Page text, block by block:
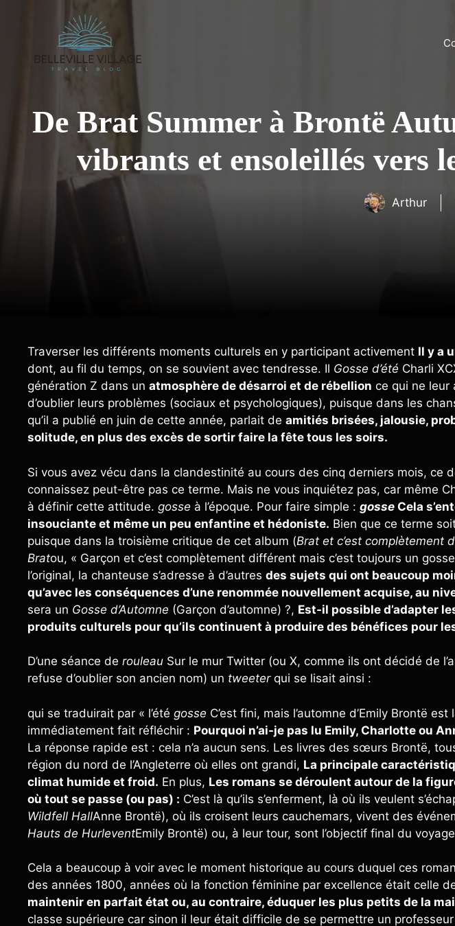
De Brat Summer à Brontë
vibrants et ensoleillés vers
Arthur
Traverser les différents moments culturels en y participant activement Il y a
dont, au fil du temps, on se souvient avec tendresse. Il Gosse d’été Charli
génération Z dans un atmosphère de désarroi et de rébellion ce qui ne leur
d’oublier leurs problèmes (sociaux et psychologiques), puisque dans les
qu’il a publié en juin de cette année, parlait de amitiés brisées, jalousie,
solitude, en plus des excès de sortir faire la fête tous les soirs.
Si vous avez vécu dans la clandestinité au cours des cinq derniers mois, ce
connaissez peut-être pas ce terme. Mais ne vous inquiétez pas, car même
à définir cette attitude. gosse à l’époque. Pour faire simple : gosse Cela
insouciante et même un peu enfantine et hédoniste. Bien que ce terme
puisque dans la troisième critique de cet album (Brat et c’est complètement
Bratou, « Garçon et c’est complètement différent mais c’est toujours un
l’original, la chanteuse s’adresse à d’autres des sujets qui ont beaucoup
qu’avec les conséquences d’une renommée nouvellement acquise, au
sera un Gosse d’Automne (Garçon d’automne) ?, Est-il possible d’adapter
produits culturels pour qu’ils continuent à produire des bénéfices pour
D’une séance de rouleau Sur le mur Twitter (ou X, comme ils ont décidé de
refuse d’oublier son ancien nom) un tweeterqui se lisait ainsi :
qui se traduirait par « l’été gosse C’est fini, mais l’automne d’Emily Brontë est
immédiatement fait réfléchir : Pourquoi n’ai-je pas lu Emily, Charlotte ou
La réponse rapide est : cela n’a aucun sens. Les livres des sœurs Brontë,
région du nord de l’Angleterre où elles ont grandi, La principale
climat humide et froid. En plus, Les romans se déroulent autour de la
où tout se passe (ou pas) : C’est là qu’ils s’enferment, là où ils veulent
Wildfell HallAnne Brontë), où ils croisent leurs cauchemars, vivent des
Hauts de HurleventEmily Brontë) ou, à leur tour, sont l’objectif final du
Cela a beaucoup à voir avec le moment historique au cours duquel ces
des années 1800, années où la fonction féminine par excellence était celle
maintenir en parfait état ou, au contraire, éduquer les plus petits de la
classe supérieure car sinon il leur était difficile de se permettre un